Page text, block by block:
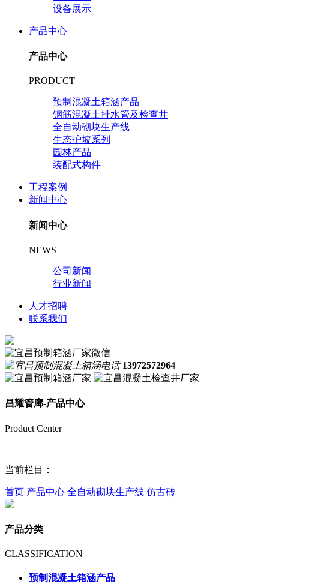
设备展示
产品中心
产品中心
PRODUCT
预制混凝土箱涵产品
钢筋混凝土排水管及检查井
全自动砌块生产线
生态护坡系列
园林产品
装配式构件
工程案例
新闻中心
新闻中心
NEWS
公司新闻
行业新闻
人才招聘
联系我们
13972572964
昌耀管廊-产品中心
Product Center
当前栏目：
首页 产品中心 全自动砌块生产线 仿古砖
产品分类
CLASSIFICATION
预制混凝土箱涵产品